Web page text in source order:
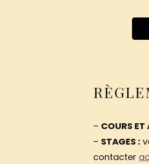
– COURS ET
– STAGES :
contacter